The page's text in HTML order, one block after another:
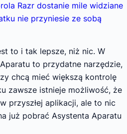
Razr dostanie mile widziane
nie przyniesie ze sobą
to i tak lepsze, niż nic. W
to przydatne narzędzie,
chcą mieć większą kontrolę
zawsze istnieje możliwość, że
przyszłej aplikacji, ale to nic
już pobrać Asystenta Aparatu